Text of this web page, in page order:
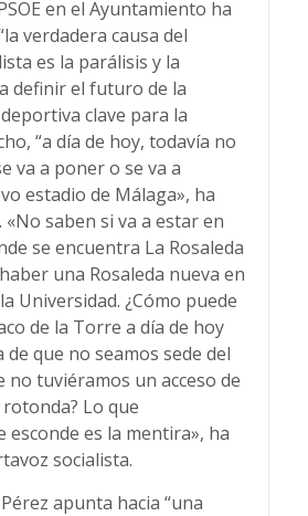
en el Ayuntamiento ha
verdadera causa del
es la parálisis y la
definir el futuro de la
clave para la
“a día de hoy, todavía no
va a poner o se va a
estadio de Málaga», ha
«No saben si va a estar en
se encuentra La Rosaleda
una Rosaleda nueva en
Universidad. ¿Cómo puede
de la Torre a día de hoy
que no seamos sede del
no tuviéramos un acceso de
Lo que
esconde es la mentira», ha
socialista.
apunta hacia “una